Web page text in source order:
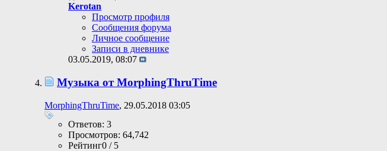
Kerotan
Просмотр профиля
Сообщения форума
Личное сообщение
Записи в дневнике
03.05.2019, 08:07
Музыка от MorphingThruTime
MorphingThruTime, 29.05.2018 03:05
Ответов: 3
Просмотров: 64,742
Рейтинг0 / 5